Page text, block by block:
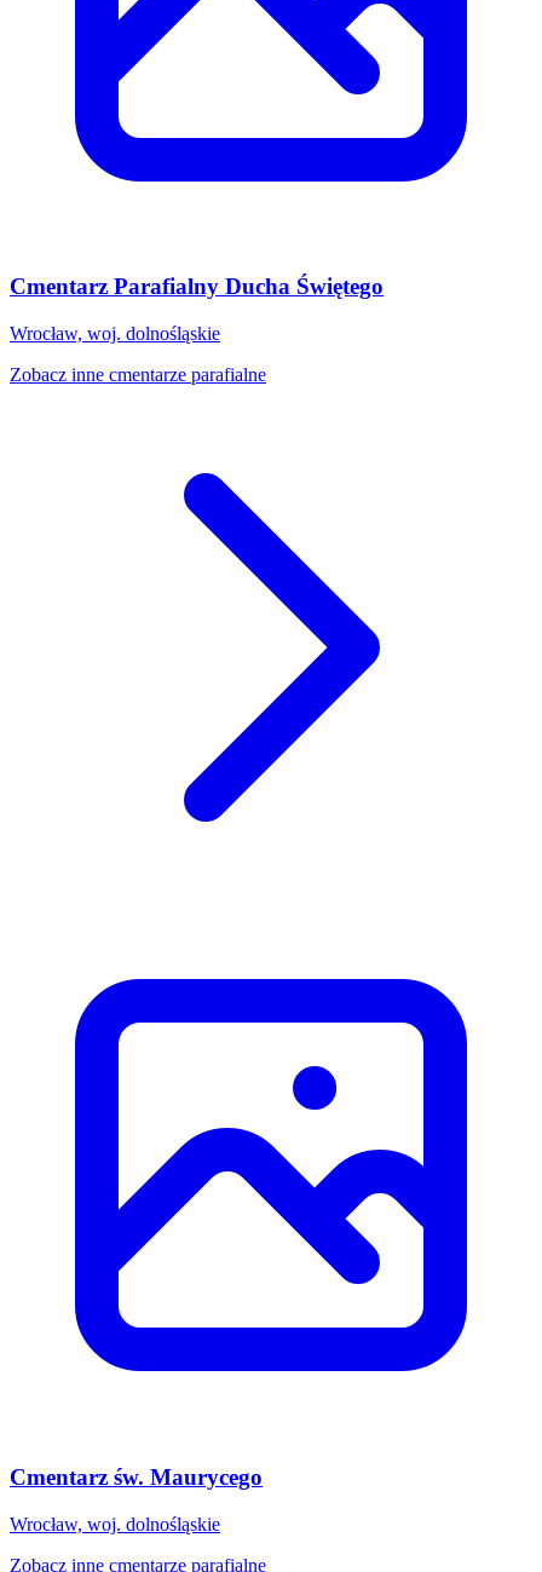
Cmentarz Parafialny Ducha Świętego
Wrocław, woj. dolnośląskie
Zobacz inne cmentarze parafialne
Cmentarz św. Maurycego
Wrocław, woj. dolnośląskie
Zobacz inne cmentarze parafialne